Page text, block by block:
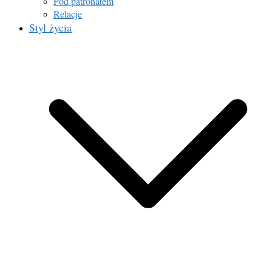
Relacje
Styl życia